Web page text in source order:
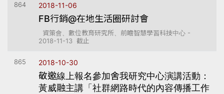
864 2018-11-06
FB行銷@在地生活圈研討會
資策會、數位教育研究所、前瞻智慧學習科技中心 -
2018-11-13 截止
865 2018-10-30
敬邀線上報名參加舍我研究中心演講活動：
黃威融主講「社群網路時代的內容傳播工作